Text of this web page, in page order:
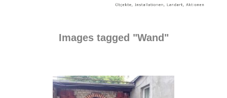
Images tagged "Wand"